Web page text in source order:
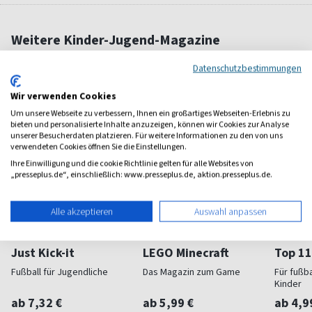
Weitere Kinder-Jugend-Magazine
Just Kick-it
Fußball für Jugendliche
ab 7,32 €
LEGO Minecraft
Das Magazin zum Game
ab 5,99 €
Top 11
Für
Kinder
ab
Datenschutzbestimmungen
Wir verwenden Cookies
Um unsere Webseite zu verbessern, Ihnen ein großartiges Webseiten-Erlebnis zu
bieten und personalisierte Inhalte anzuzeigen, können wir Cookies zur Analyse
unserer Besucherdaten platzieren. Für weitere Informationen zu den von uns
verwendeten Cookies öffnen Sie die Einstellungen.
Ihre Einwilligung und die cookie Richtlinie gelten für alle Websites von
„presseplus.de“, einschließlich: www.presseplus.de, aktion.presseplus.de.
Alle akzeptieren Auswahl anpassen